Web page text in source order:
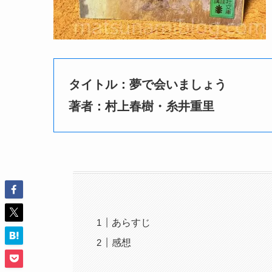
タイトル： 夢で会いましょう
著者：村上春樹・糸井重里
あらすじ
感想